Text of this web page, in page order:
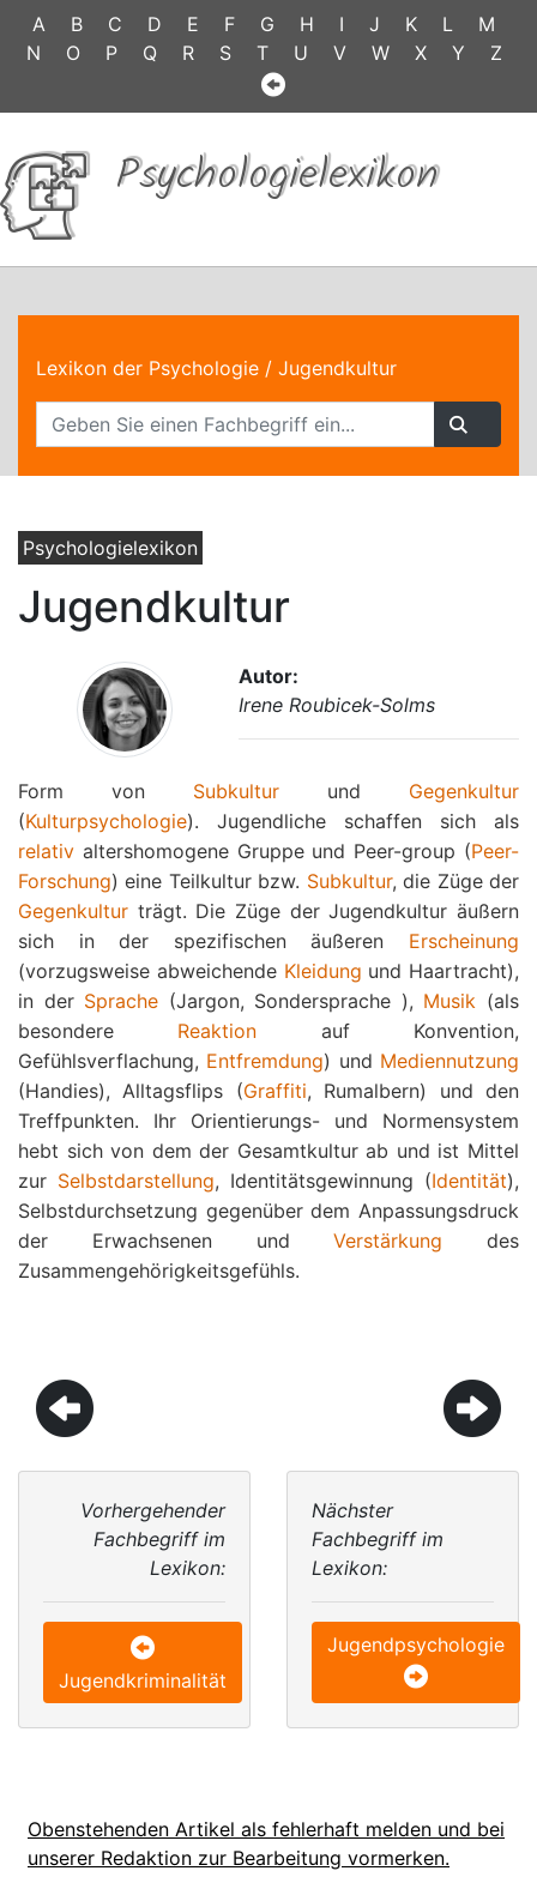
A B C D E F G H I J K L
M
N
O P Q R S T U V W X Y Z
Psychologielexikon
Lexikon der Psychologie / Jugendkultur
Psychologielexikon
Jugendkultur
Autor:
Irene Roubicek-Solms
Form von Subkultur und Gegenkultur
(Kulturpsychologie). Jugendliche schaffen sich als
relativ altershomogene Gruppe und Peer-group (Peer-
Forschung) eine Teilkultur bzw. Subkultur, die Züge der
Gegenkultur trägt. Die Züge der Jugendkultur äußern
sich in der spezifischen äußeren Erscheinung
(vorzugsweise abweichende Kleidung und Haartracht),
in der Sprache (Jargon, Sondersprache ), Musik (als
besondere Reaktion auf Konvention,
Gefühlsverflachung, Entfremdung) und Mediennutzung
(Handies), Alltagsflips (Graffiti, Rumalbern) und den
Treffpunkten. Ihr Orientierungs- und Normensystem
hebt sich von dem der Gesamtkultur ab und ist Mittel
zur Selbstdarstellung, Identitätsgewinnung (Identität),
Selbstdurchsetzung gegenüber dem Anpassungsdruck
der Erwachsenen undVerstärkung des
Zusammengehörigkeitsgefühls.
Vorhergehender
Fachbegriff im
Lexikon:
Jugendkriminalität
Nächster
Fachbegriff im
Lexikon:
Jugendpsychologie
Obenstehenden Artikel als fehlerhaft melden und bei
unserer Redaktion zur Bearbeitung vormerken.